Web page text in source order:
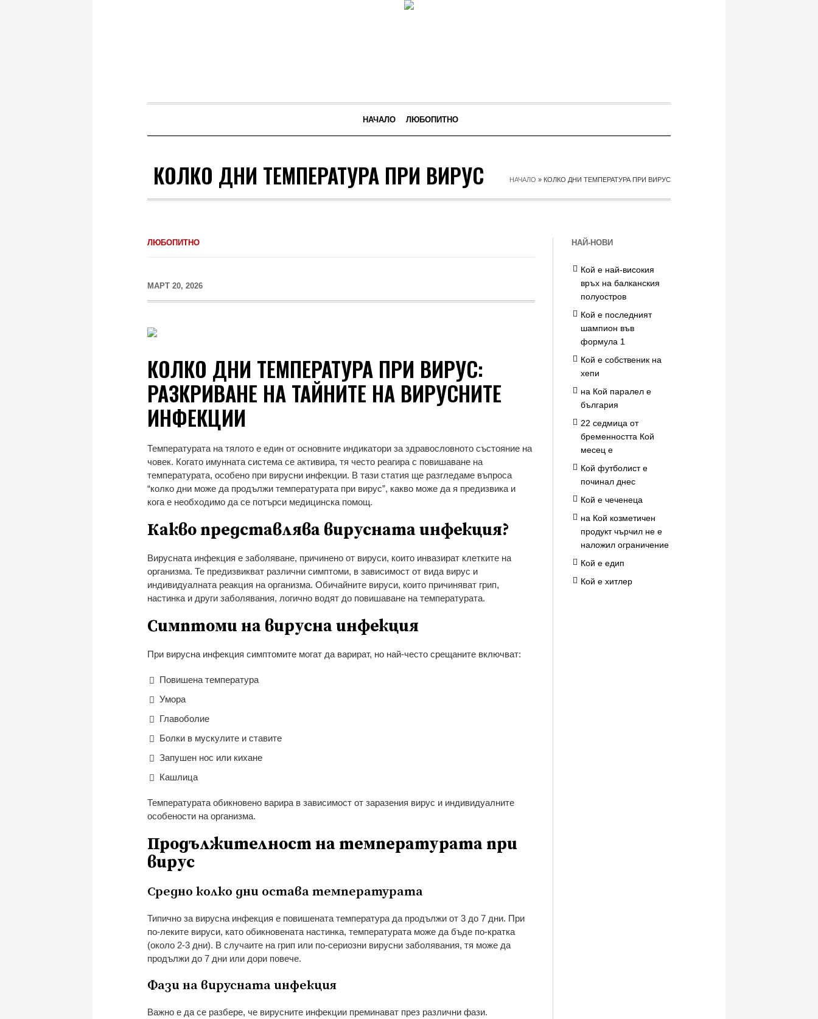
НАЧАЛО ЛЮБОПИТНО
КОЛКО ДНИ ТЕМПЕРАТУРА ПРИ ВИРУС НАЧАЛО » КОЛКО ДНИ ТЕМПЕРАТУРА ПРИ ВИРУС
ЛЮБОПИТНО
МАРТ 20, 2026
КОЛКО ДНИ ТЕМПЕРАТУРА ПРИ ВИРУС:
РАЗКРИВАНЕ НА ТАЙНИТЕ НА ВИРУСНИТЕ
ИНФЕКЦИИ
Температурата на тялото е един от основните индикатори за здравословното състояние на
човек. Когато имунната система се активира, тя често реагира с повишаване на
температурата, особено при вирусни инфекции. В тази статия ще разгледаме въпроса
“колко дни може да продължи температурата при вирус”, какво може да я предизвика и
кога е необходимо да се потърси медицинска помощ.
Какво представлява вирусната инфекция?
Вирусната инфекция е заболяване, причинено от вируси, които инвазират клетките на
организма. Те предизвикват различни симптоми, в зависимост от вида вирус и
индивидуалната реакция на организма. Обичайните вируси, които причиняват грип,
настинка и други заболявания, логично водят до повишаване на температурата.
Симптоми на вирусна инфекция
При вирусна инфекция симптомите могат да варират, но най-често срещаните включват:
Повишена температура
Умора
Главоболие
Болки в мускулите и ставите
Запушен нос или кихане
Кашлица
Температурата обикновено варира в зависимост от заразения вирус и индивидуалните
особености на организма.
Продължителност на температурата при
вирус
Средно колко дни остава температурата
Типично за вирусна инфекция е повишената температура да продължи от 3 до 7 дни. При
по-леките вируси, като обикновената настинка, температурата може да бъде по-кратка
(около 2-3 дни). В случаите на грип или по-сериозни вирусни заболявания, тя може да
продължи до 7 дни или дори повече.
Фази на вирусната инфекция
Важно е да се разбере, че вирусните инфекции преминават през различни фази.
НАЙ-НОВИ
Кой е най-високия
връх на балканския
полуостров
Кой е последният
шампион във
формула 1
Кой е собственик на
хепи
на Кой паралел е
българия
22 седмица от
бременността Кой
месец е
Кой футболист е
починал днес
Кой е чеченеца
на Кой козметичен
продукт чърчил не е
наложил ограничение
Кой е едип
Кой е хитлер